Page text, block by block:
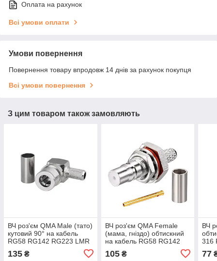
Оплата на рахунок
Всі умови оплати
Умови повернення
Повернення товару впродовж 14 днів за рахунок покупця
Всі умови повернення
З цим товаром також замовляють
ВЧ роз'єм QMA Male (тато)
кутовий 90° на кабель
RG58 RG142 RG223 LMR
195 LMR200 SYV50-3 3D-
FB під обтиск кримпер
135 ₴
ВЧ роз'єм QMA Female
(мама, гніздо) обтискний
на кабель RG58 RG142
RG223 LMR 195 LMR200
SYV50-3 3D-FB під обтиск
105₴
ВЧ
316
77